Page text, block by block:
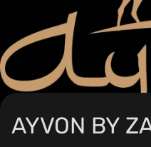
AYVON BY